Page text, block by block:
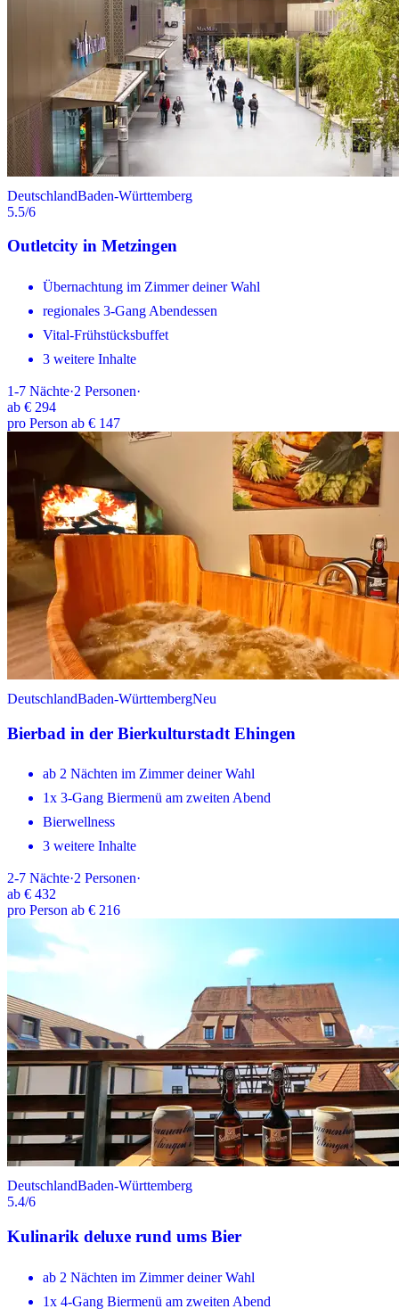
DeutschlandBaden-Württemberg
5.5/6
Outletcity in Metzingen
Übernachtung im Zimmer deiner Wahl
regionales 3-Gang Abendessen
Vital-Frühstücksbuffet
3 weitere Inhalte
1-7 Nächte·2 Personen·
ab € 294
pro Person ab € 147
DeutschlandBaden-WürttembergNeu
Bierbad in der Bierkulturstadt Ehingen
ab 2 Nächten im Zimmer deiner Wahl
1x 3-Gang Biermenü am zweiten Abend
Bierwellness
3 weitere Inhalte
2-7 Nächte·2 Personen·
ab € 432
pro Person ab € 216
DeutschlandBaden-Württemberg
5.4/6
Kulinarik deluxe rund ums Bier
ab 2 Nächten im Zimmer deiner Wahl
1x 4-Gang Biermenü am zweiten Abend